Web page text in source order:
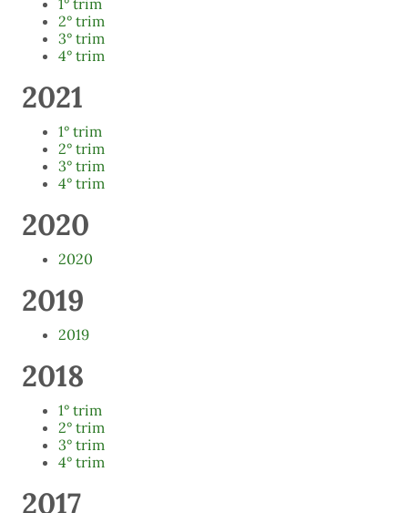
1° trim
2° trim
3° trim
4° trim
2021
1° trim
2° trim
3° trim
4° trim
2020
2020
2019
2019
2018
1° trim
2° trim
3° trim
4° trim
2017